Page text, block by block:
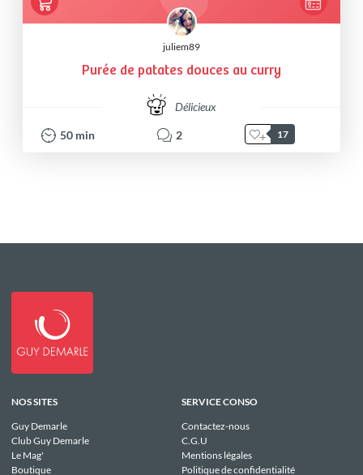
juliem89
Purée de patates douces au curry
Délicieux
50 min 2 17
NOS SITES
Guy Demarle
Club Guy Demarle
Le Mag'
Boutique
SERVICE CONSO
Contactez-nous
C.G.U
Mentions légales
Politique de confidentialité